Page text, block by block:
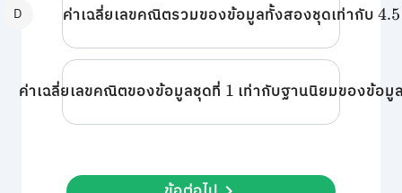
D ค่าเฉลี่ยเลขคณิตรวมของข้อมูลทั้งสองชุดเท่ากับ4.5
ค่าเฉลี่ยเลขคณิตของข้อมูลชุดที่ 1เท่ากับฐานนิยมของข้อ